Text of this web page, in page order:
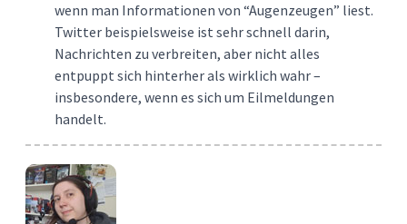
wenn man Informationen von “Augenzeugen” liest.
Twitter beispielsweise ist sehr schnell darin,
Nachrichten zu verbreiten, aber nicht alles
entpuppt sich hinterher als wirklich wahr –
insbesondere, wenn es sich um Eilmeldungen
handelt.